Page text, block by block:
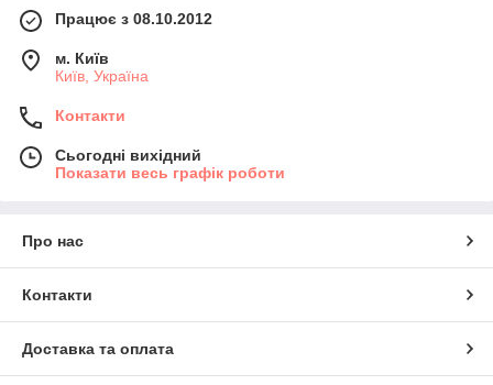
Працює з 08.10.2012
м. Київ
Київ, Україна
Контакти
Сьогодні вихідний
Показати весь графік роботи
Про нас
Контакти
Доставка та оплата